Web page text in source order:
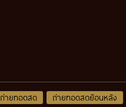
ถ่ายทอดสด ถ่ายทอดสดย้อนหลัง